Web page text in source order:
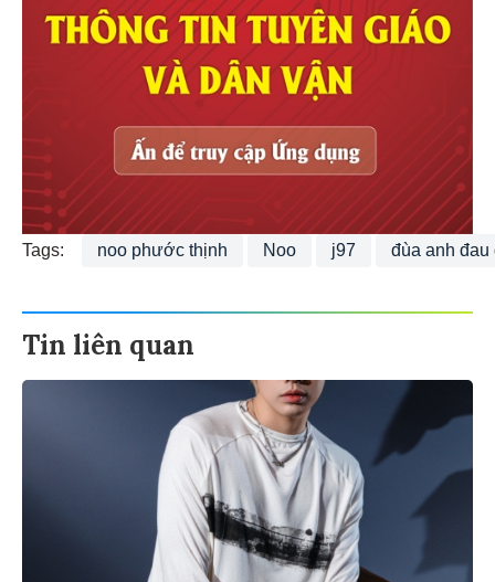
Tags: noo phước thịnh Noo j97 đùa anh đau
Tin liên quan